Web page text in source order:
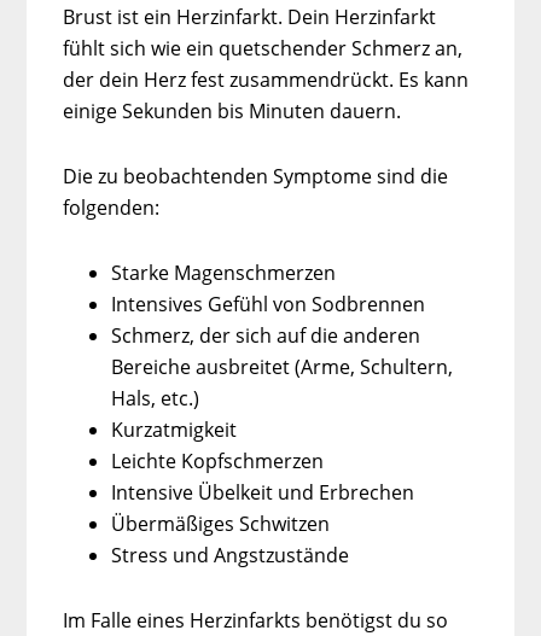
Brust ist ein Herzinfarkt. Dein Herzinfarkt
fühlt sich wie ein quetschender Schmerz an,
der dein Herz fest zusammendrückt. Es kann
einige Sekunden bis Minuten dauern.
Die zu beobachtenden Symptome sind die
folgenden:
Starke Magenschmerzen
Intensives Gefühl von Sodbrennen
Schmerz, der sich auf die anderen
Bereiche ausbreitet (Arme, Schultern,
Hals, etc.)
Kurzatmigkeit
Leichte Kopfschmerzen
Intensive Übelkeit und Erbrechen
Übermäßiges Schwitzen
Stress und Angstzustände
Im Falle eines Herzinfarkts benötigst du so